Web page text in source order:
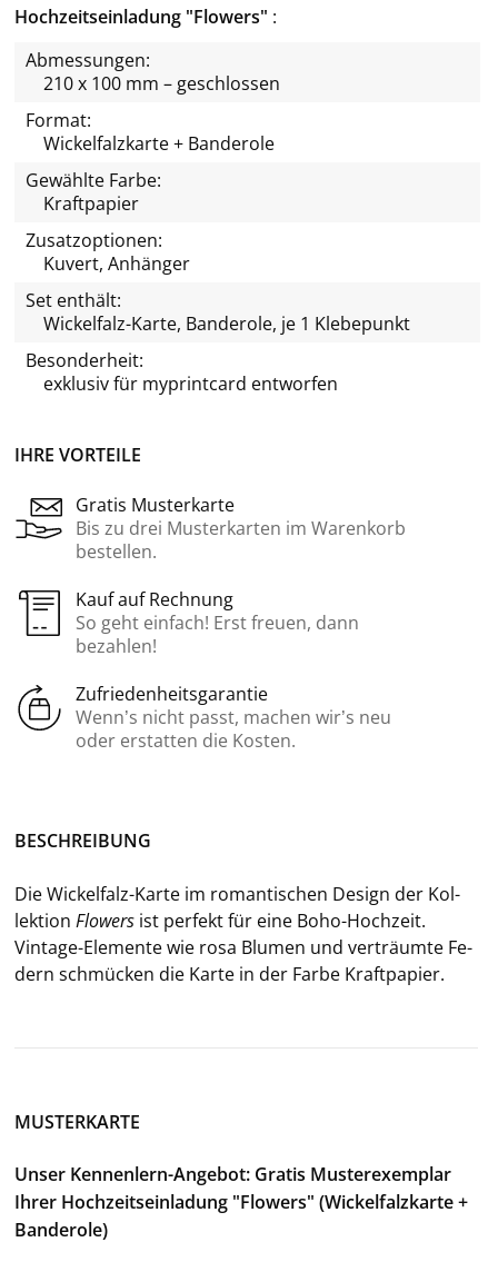
IHRE VORTEILE
Gratis Musterkarte
Bis zu drei Musterkarten im Warenkorb
bestellen.
Kauf auf Rechnung
So geht einfach! Erst freuen, dann
bezahlen!
Zufriedenheitsgarantie
Wenn’s nicht passt, machen wir’s neu
oder erstatten die Kosten.
Hochzeitseinladung "Flowers"
Abmessungen:
210 x 100 mm – geschlossen
Format:
Wickelfalzkarte + Banderole
Gewählte Farbe:
Kraftpapier
Zusatzoptionen:
Kuvert, Anhänger
Set enthält:
Wickelfalz-Karte, Banderole, je 1 Klebepunkt
Besonderheit:
exklusiv für myprintcard entworfen
BE­SCHREI­BUNG
Die Wickelfalz-​Karte im ro­man­ti­schen De­sign der Kol­
lek­ti­on Flowers ist per­fekt für eine Boho-​Hochzeit.
Vintage-​Elemente wie rosa Blu­men und ver­träum­te Fe­
dern schmü­cken die Karte in der Farbe Kraft­pa­pier.
MUSTERKARTE
Unser Kennenlern-Angebot: Gratis Musterexemplar
Ihrer Hochzeitseinladung "Flowers" (Wickelfalzkarte +
Banderole)